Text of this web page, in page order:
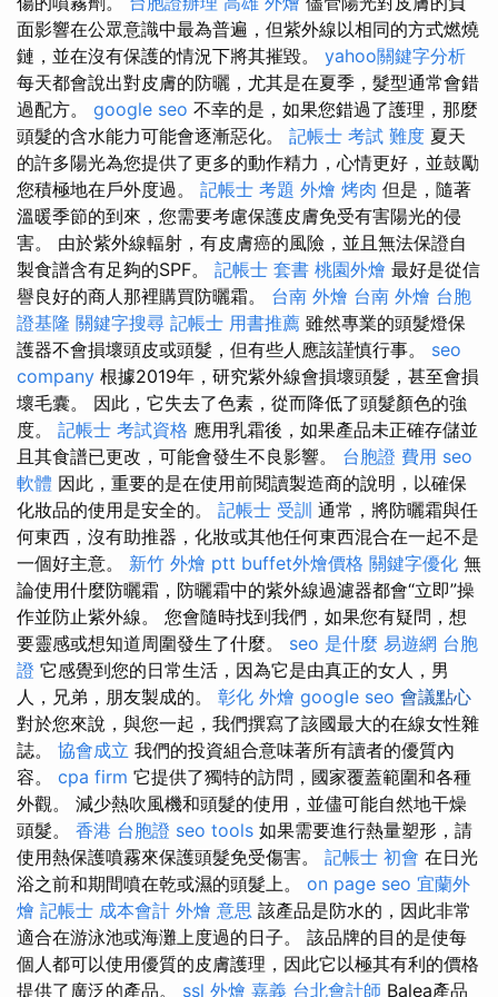
面影響在公眾意識中最為普遍，但紫外線以相同的方式燃燒
鏈，並在沒有保護的情況下將其摧毀。 yahoo關鍵字分析
每天都會說出對皮膚的防曬，尤其是在夏季，髮型通常會錯
過配方。 google seo 不幸的是，如果您錯過了護理，那麼
頭髮的含水能力可能會逐漸惡化。 記帳士 考試 難度 夏天
的許多陽光為您提供了更多的動作精力，心情更好，並鼓勵
您積極地在戶外度過。 記帳士 考題 外燴 烤肉 但是，隨著
溫暖季節的到來，您需要考慮保護皮膚免受有害陽光的侵
害。 由於紫外線輻射，有皮膚癌的風險，並且無法保證自
製食譜含有足夠的SPF。 記帳士 套書 桃園外燴 最好是從信
譽良好的商人那裡購買防曬霜。 台南 外燴 台南 外燴 台胞
證基隆 關鍵字搜尋 記帳士 用書推薦 雖然專業的頭髮燈保
護器不會損壞頭皮或頭髮，但有些人應該謹慎行事。 seo
company 根據2019年，研究紫外線會損壞頭髮，甚至會損
壞毛囊。 因此，它失去了色素，從而降低了頭髮顏色的強
度。 記帳士 考試資格 應用乳霜後，如果產品未正確存儲並
且其食譜已更改，可能會發生不良影響。 台胞證 費用 seo
軟體 因此，重要的是在使用前閱讀製造商的說明，以確保
化妝品的使用是安全的。 記帳士 受訓 通常，將防曬霜與任
何東西，沒有助推器，化妝或其他任何東西混合在一起不是
一個好主意。 新竹 外燴 ptt buffet外燴價格 關鍵字優化 無
論使用什麼防曬霜，防曬霜中的紫外線過濾器都會“立即”操
作並防止紫外線。 您會隨時找到我們，如果您有疑問，想
要靈感或想知道周圍發生了什麼。 seo 是什麼 易遊網 台胞
證 它感覺到您的日常生活，因為它是由真正的女人，男
人，兄弟，朋友製成的。 彰化 外燴 google seo 會議點心
對於您來說，與您一起，我們撰寫了該國最大的在線女性雜
誌。 協會成立 我們的投資組合意味著所有讀者的優質內
容。 cpa firm 它提供了獨特的訪問，國家覆蓋範圍和各種
外觀。 減少熱吹風機和頭髮的使用，並儘可能自然地干燥
頭髮。 香港 台胞證 seo tools 如果需要進行熱量塑形，請
使用熱保護噴霧來保護頭髮免受傷害。 記帳士 初會 在日光
浴之前和期間噴在乾或濕的頭髮上。 on page seo 宜蘭外
燴 記帳士 成本會計 外燴 意思 該產品是防水的，因此非常
適合在游泳池或海灘上度過的日子。 該品牌的目的是使每
個人都可以使用優質的皮膚護理，因此它以極其有利的價格
提供了廣泛的產品。 ssl 外燴 嘉義 台北會計師 Balea產品